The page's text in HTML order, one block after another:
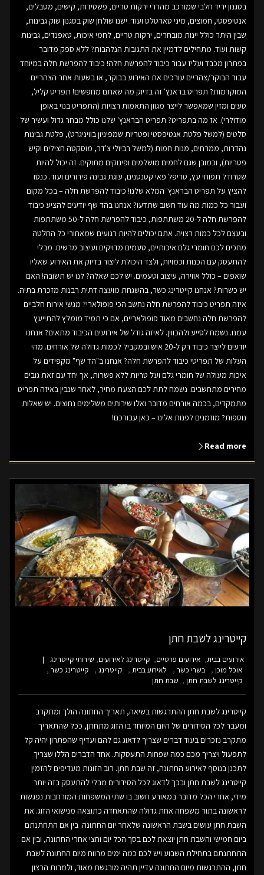
בסגנון יריד חלבי שמורכב מהררי ירקות טריים, פשטידות, קישים, מטבלים,
אנטיפסטי, חמוצים, מיני טארטלט ועוד. ישנו שולחן שוק בסגנון שוק גבינות,
שבין היתר כולל יינות מובחרים, ירקות טריים, לחמי איכות, טאפנדים, גבינות
קשות ועוד. מתחילים לדמיין את התגובות הנלהבות? ללא ספק מדובר
בפתרון מכבד ועליז עבור כיבוד להפרשת חלה! כיבוד להפרשת חלה במיוחד
עבור הבוקר/צהריים עורכים את האירוע בבוקר, או בשעות אחר הצהריים
המוקדמות? תפריט בראנץ' זה בדיוק מה שאתם מחפשים! תפריט קליל,
טעים ומזין שמאפשר לייצר מגוון התאמות רצויות (התפריט בנוי באופן
מודולרי). אז מה בתפריט? תפריט הבראנץ' שלנו כולל מבחר גדול ועשיר של
סלטים (למשל פלטת אנטיפסטי ופטריות שמפיניון בוויניגרט), פלטת גבינות
נהדרות, ממרחים, מנות חמות (למשל רביולי צ'דר, מוסקטה חצילים וקיש
פטריות), וכמובן שגם לחמים מושלמים ופינוקים מתוקים. זה יכול להיות
שטרודל תפוחי עץ, טריפל פאי קטנטנים, עוגת גבינה פירורים ועוד. כנסו
להציץ על תפריט הבראנץ' המלא שלנו! כיבוד להפרשת חלה – בכל מקום
ועבור כל כמות מה עוד חשוב שתדעו? אנחנו בהד שף יודעים להציע כיבוד
להפרשת חלה ל-20 משתתפות, כיבוד להפרשת חלה ל-50 משתתפות
ובעצם לכל כמות רצויה. אתם יכולים להיות רגועים שמאחורי כל החלטה
מחכים לכם חומרי גלם איכותיים, טעמים מדויקים ועיצוב מרשים. מבלי
להתעסק עם הכנות וכמויות, ולצד היכולת ליצור בדיוק את האירוע שאליו
שואפים – כולל אווירה, עיצוב וטעמים. יש לכם שאלה? לנו יש תשובה! האם
יש כשרות? אנחנו קייטרינג כשר, בהשגחת מועצה דתית רבנות מזכרת בתיה.
איזה תפריט כיבוד להפרשת חלה נחשב הכי פופולארי? מגשי אירוח חלביים
להפרשת חלה נחשבים מאוד פופולאריים, אם כי תמיד מומלץ להתייעץ
עמנו. נשמח לסייע ולהכווין. לאיזה גודל של אירועים הכיבוד מתאים? אנחנו
יודעים לייצר כיבוד רק ל-20 איש ובמקביל לכמות גדולה של אורחים. מהי
העלות של תפריטי כיבוד להפרשת חלה? אנחנו ב"הד שף" מקפידים על
איכות מעולה של חומרי גלם ועל טריות ללא פשרות, אך יחד עם זאת גובים
מחירים מתחשבים. נשמח לתת לכם הצעת מחיר, לאחר שנבין באיזה תפריט
מתמקדים, בכמה אורחים מדובר ואלו שירותים משלימים נחוצים. יש שאלות
נוספות? מוזמנים לפנות אלינו – כאן עבורכם!
Read more
קייטרינג לשבת חתן
אירועים בבית אירועים פרטיים קייטרינג לאירועים שירותי קייטרינג
אוכל מוכן
בשרי כשר לאירוע בבית קייטרינג
קייטרינג כשר
קייטרינג לשבת חתן
שבת חתן
קייטרינג לשבת חתן ההתרגשות בשיאה, תאריך החתונה הולך ומתקרב
ומעבר לכל הסידורים של היום המיוחד בו הזוג מתחתן, ככל שהתאריך
מתקרב נזכרים בעוד דברים שצריך לדאוג גם להם ועדיף שהפתרון יהיה קל
לתפעול ויצריך מכם כמה שפחות התעסקות. אחד הדברים הללו שצריך
לתכנן בנוסף לאירוע החתונה, זה שבת חתן. רוב הזוגות מעדיפים להזמין
קייטרינג לשבת חתן ובכך לדאוג לכל הסידורים מבלי להתעסק בזה יותר
מידי, אחרי הכל מדובר במאורע חשוב בו שתי המשפחות המורחבות נפגשות
לראשונה בתור משפחה אחת גדולה שהתאחדה כתוצאה מנישואי הזוג. את
השבת חתן עושים בשבת הראשונה שלאחר יום החתונה. בין אם התחתנתם
ביום חמישי והשבת חתן יוצאת לכם בסך הכל יום וחצי אחרי החתונה, ובין אם
התחתנתם בתחילת השבוע ויש לכם כמה ימים מרווח מיום החתונה לשבת
חתן, ההתרגשות מיום החתונה עדיין תהיה מורגשת מאוד, ולמרות הרצון